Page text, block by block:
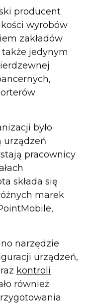
producent
wyrobów
zakładów
także jedynym
było
urządzeń
pracownicy
składa się
marek
narzędzie
urządzeń,
kontroli
również